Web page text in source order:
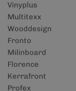
Vinyplus
Multitexx
Wooddesign
Fronto
Milinboard
Florence
Kerrafront
Profex